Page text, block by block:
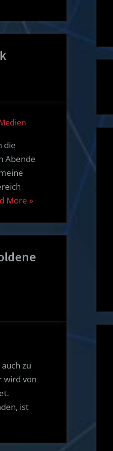
die
Abende
More “Der
Goldenen
»
zu
wird von
ist